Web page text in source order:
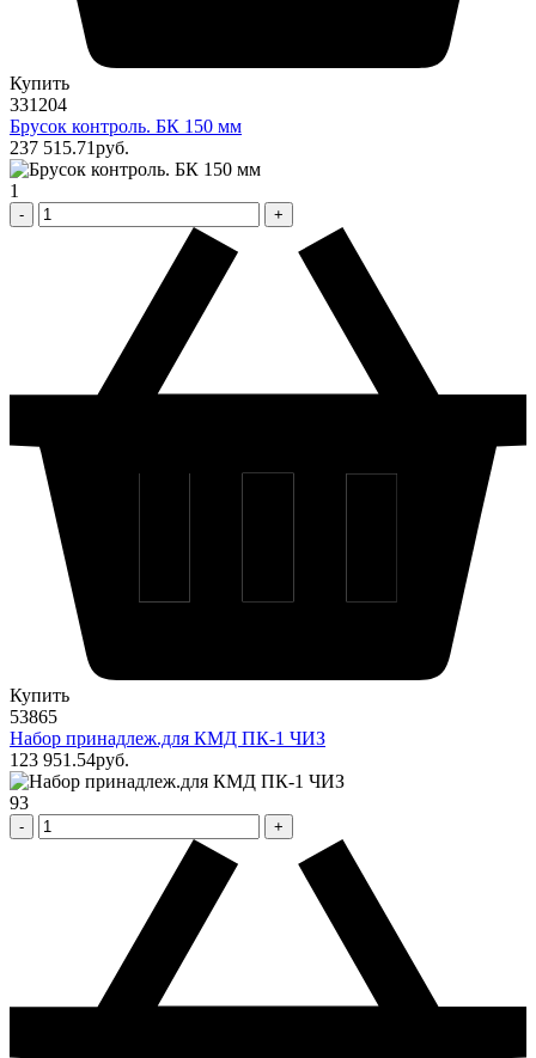
Купить
331204
Брусок контроль. БК 150 мм
237 515.71pуб.
1
Купить
53865
Набор принадлеж.для КМД ПК-1 ЧИЗ
123 951 .54pуб.
93